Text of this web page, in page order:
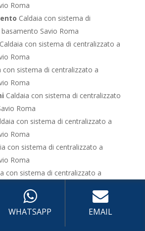
Roma
Caldaia con sistema di
Savio Roma
Caldaia con sistema di centralizzato a
Roma
con sistema di centralizzato a
Roma
Caldaia con sistema di centralizzato
Roma
con sistema di centralizzato a
Roma
con sistema di centralizzato a
Roma
con sistema di centralizzato a
PER RICHIEDERE ASSISTENZA PER
WHATSAPP EMAIL